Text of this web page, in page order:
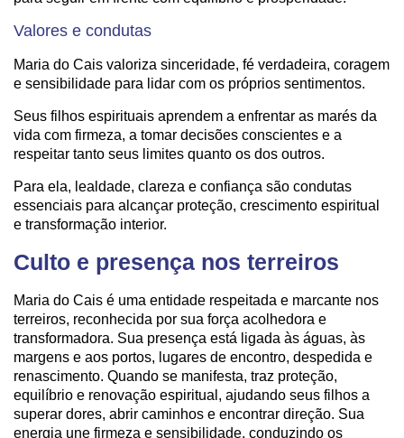
Valores e condutas
Maria do Cais valoriza sinceridade, fé verdadeira, coragem
e sensibilidade para lidar com os próprios sentimentos.
Seus filhos espirituais aprendem a enfrentar as marés da
vida com firmeza, a tomar decisões conscientes e a
respeitar tanto seus limites quanto os dos outros.
Para ela, lealdade, clareza e confiança são condutas
essenciais para alcançar proteção, crescimento espiritual
e transformação interior.
Culto e presença nos terreiros
Maria do Cais é uma entidade respeitada e marcante nos
terreiros, reconhecida por sua força acolhedora e
transformadora. Sua presença está ligada às águas, às
margens e aos portos, lugares de encontro, despedida e
renascimento. Quando se manifesta, traz proteção,
equilíbrio e renovação espiritual, ajudando seus filhos a
superar dores, abrir caminhos e encontrar direção. Sua
energia une firmeza e sensibilidade, conduzindo os